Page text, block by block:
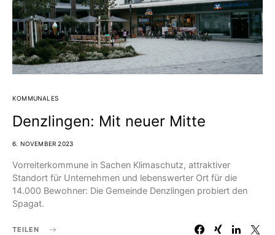
KOMMUNALES
Denzlingen: Mit neuer Mitte
6. NOVEMBER 2023
Vorreiterkommune in Sachen Klimaschutz, attraktiver
Standort für Unternehmen und lebenswerter Ort für die
14.000 Bewohner: Die Gemeinde Denzlingen probiert den
Spagat.
TEILEN